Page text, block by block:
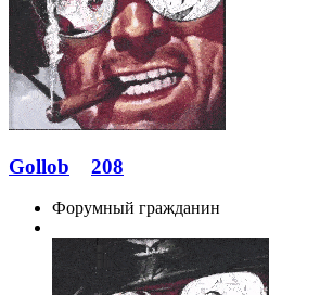
Gollob 208
Форумный гражданин